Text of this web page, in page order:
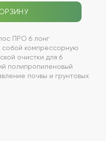
ПРО 6 лонг
собой компрессорную
очистки для 6
полипропиленовый
почвы и грунтовых